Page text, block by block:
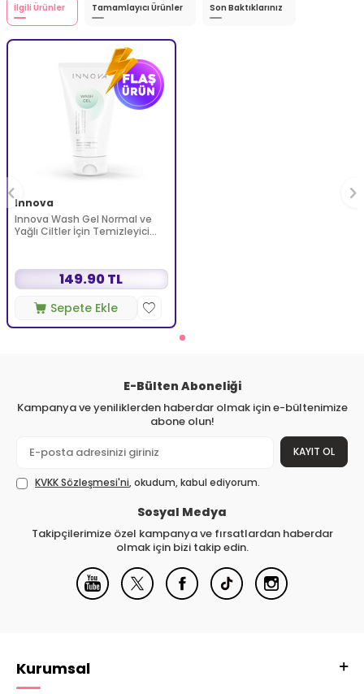
İlgili Ürünler Tamamlayıcı Ürünler Son Baktıklarınız
Innova
Innova Wash Gel Normal ve
Yağlı Ciltler İçin Temizleyici
149.90 TL
Sepete Ekle
E-Bülten Aboneliği
Kampanya ve yeniliklerden haberdar olmak için e-bültenimize
abone olun!
KAYIT OL
KVKK Sözleşmesi'ni, okudum, kabul ediyorum.
Sosyal Medya
Takipçilerimize özel kampanya ve fırsatlardan haberdar
olmak için bizi takip edin.
Kurumsal